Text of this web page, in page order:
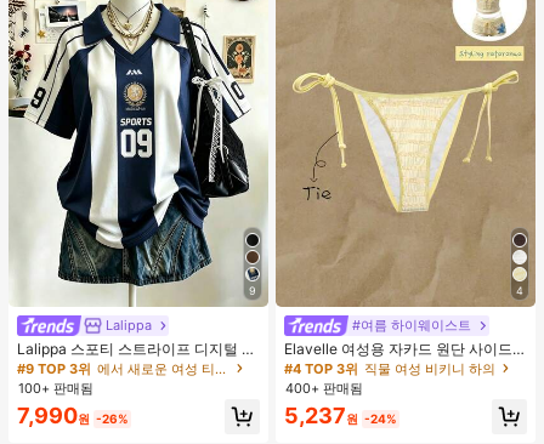
9
Lalippa
Lalippa 스포티 스트라이프 디지털 프
린트 패션 미니멀리스트 여성용 라펠
브이넥 드롭 숄더 반팔 티셔츠 친구 선
물
#9 TOP 3위
에서 새로운 여성 티셔츠
100+ 판매됨
7,990원 -26%
4
#여름 하이웨이스트
Elavelle 여성용 자카드 원단 사이드
타이 비키니 하의, 봄/여름
#4 TOP 3위 직물 여성 비키니 하의
400+ 판매됨
5,237원 -24%